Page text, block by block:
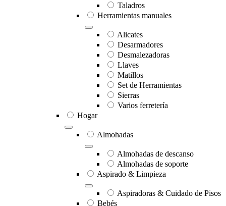
Taladros
Herramientas manuales
Alicates
Desarmadores
Desmalezadoras
Llaves
Matillos
Set de Herramientas
Sierras
Varios ferretería
Hogar
Almohadas
Almohadas de descanso
Almohadas de soporte
Aspirado & Limpieza
Aspiradoras & Cuidado de Pisos
Bebés